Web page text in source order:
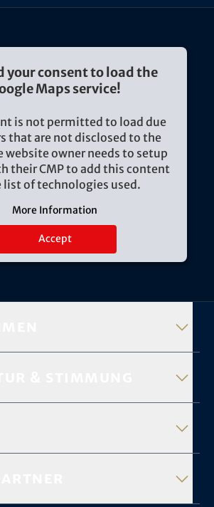
your consent to load the
Maps service!
is not permitted to load due
that are not disclosed to the
website owner needs to setup
their CMP to add this content
list of technologies used.
More Information
Accept